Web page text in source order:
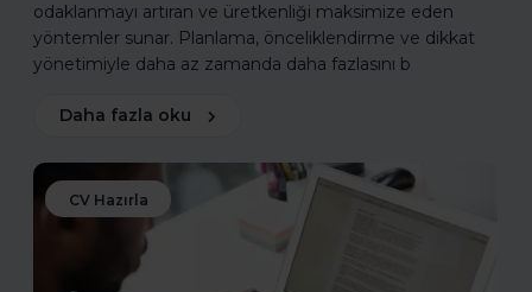
odaklanmayı artıran ve üretkenliği maksimize eden
yöntemler sunar. Planlama, önceliklendirme ve dikkat
yönetimiyle daha az zamanda daha fazlasını b
Daha fazla oku
CV Hazırla